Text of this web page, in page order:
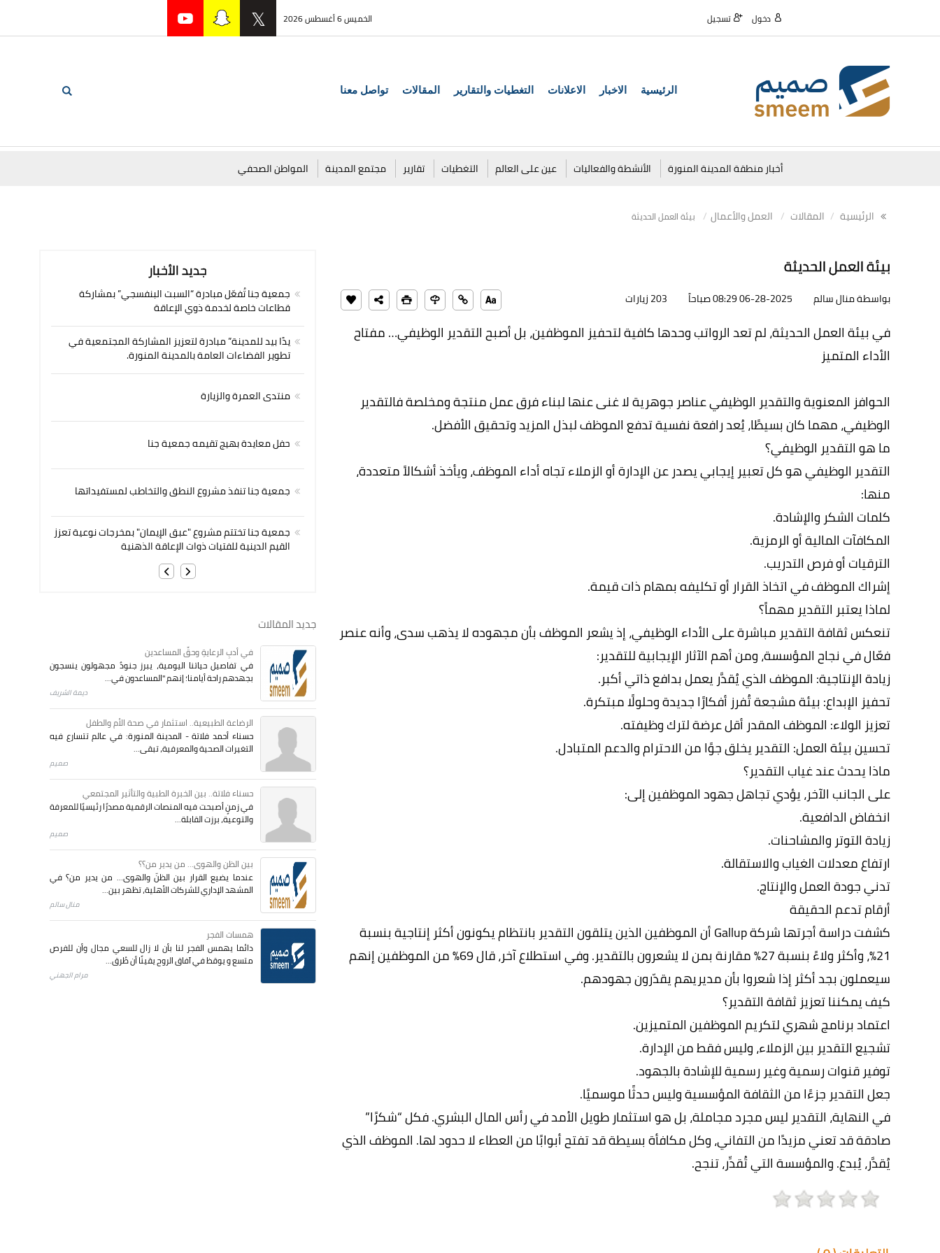
الخميس 6 أغسطس 2026 دخول تسجيل
الرئيسية الاخبار الاعلانات التغطيات والتقارير المقالات تواصل معنا
أخبار منطقة المدينة المنورة الأنشطة والفعاليات عين على العالم التغطيات تقارير مجتمع المدينة المواطن الصحفي
الرئيسية المقالات العمل والأعمال بيئة العمل الحديثة
بيئة العمل الحديثة
بواسطة منال سالم 06-28-2025 08:29 صباحاً 203 زيارات
في بيئة العمل الحديثة، لم تعد الرواتب وحدها كافية لتحفيز الموظفين، بل أصبح التقدير الوظيفي… مفتاح
الأداء المتميز
الحوافز المعنوية والتقدير الوظيفي عناصر جوهرية لا غنى عنها لبناء فرق عمل منتجة ومخلصة فالتقدير
الوظيفي، مهما كان بسيطًا، يُعد رافعة نفسية تدفع الموظف لبذل المزيد وتحقيق الأفضل.
ما هو التقدير الوظيفي؟
التقدير الوظيفي هو كل تعبير إيجابي يصدر عن الإدارة أو الزملاء تجاه أداء الموظف، ويأخذ أشكالاً متعددة،
منها:
كلمات الشكر والإشادة.
المكافآت المالية أو الرمزية.
الترقيات أو فرص التدريب.
إشراك الموظف في اتخاذ القرار أو تكليفه بمهام ذات قيمة.
لماذا يعتبر التقدير مهماً؟
تنعكس ثقافة التقدير مباشرة على الأداء الوظيفي، إذ يشعر الموظف بأن مجهوده لا يذهب سدى، وأنه عنصر
فعّال في نجاح المؤسسة، ومن أهم الآثار الإيجابية للتقدير:
زيادة الإنتاجية: الموظف الذي يُقدَّر يعمل بدافع ذاتي أكبر.
تحفيز الإبداع: بيئة مشجعة تُفرز أفكارًا جديدة وحلولًا مبتكرة.
تعزيز الولاء: الموظف المقدر أقل عرضة لترك وظيفته.
تحسين بيئة العمل: التقدير يخلق جوًا من الاحترام والدعم المتبادل.
ماذا يحدث عند غياب التقدير؟
على الجانب الآخر، يؤدي تجاهل جهود الموظفين إلى:
انخفاض الدافعية.
زيادة التوتر والمشاحنات.
ارتفاع معدلات الغياب والاستقالة.
تدني جودة العمل والإنتاج.
أرقام تدعم الحقيقة
كشفت دراسة أجرتها شركة Gallup أن الموظفين الذين يتلقون التقدير بانتظام يكونون أكثر إنتاجية بنسبة
21%، وأكثر ولاءً بنسبة 27% مقارنة بمن لا يشعرون بالتقدير. وفي استطلاع آخر، قال 69% من الموظفين إنهم
سيعملون بجد أكثر إذا شعروا بأن مديريهم يقدّرون جهودهم.
كيف يمكننا تعزيز ثقافة التقدير؟
اعتماد برنامج شهري لتكريم الموظفين المتميزين.
تشجيع التقدير بين الزملاء، وليس فقط من الإدارة.
توفير قنوات رسمية وغير رسمية للإشادة بالجهود.
جعل التقدير جزءًا من الثقافة المؤسسية وليس حدثًا موسميًا.
في النهاية، التقدير ليس مجرد مجاملة، بل هو استثمار طويل الأمد في رأس المال البشري. فكل “شكرًا”
صادقة قد تعني مزيدًا من التفاني، وكل مكافأة بسيطة قد تفتح أبوابًا من العطاء لا حدود لها. الموظف الذي
يُقدَّر، يُبدع. والمؤسسة التي تُقدِّر، تنجح.
جديد الأخبار
جمعية جنا تُفعّل مبادرة “السبت البنفسجي” بمشاركة
قطاعات خاصة لخدمة ذوي الإعاقة
يدًا بيد للمدينة” مبادرة لتعزيز المشاركة المجتمعية في
تطوير الفضاءات العامة بالمدينة المنورة.
منتدى العمرة والزيارة
حفل معايدة بهيج تقيمه جمعية جنا
جمعية جنا تنفذ مشروع النطق والتخاطب لمستفيداتها
جمعية جنا تختتم مشروع "عبق الإيمان" بمخرجات نوعية تعزز
القيم الدينية للفتيات ذوات الإعاقة الذهنية
جديد المقالات
في أدبِ الرعايةِ وحقِّ المساعدين
في تفاصيل حياتنا اليومية، يبرز جنودٌ مجهولون ينسجون
بجهدهم راحة أيامنا؛ إنهم "المساعدون في...
ديمة الشريف
الرضاعة الطبيعية.. استثمار في صحة الأم والطفل
حسناء أحمد فلاتة - المدينة المنورة: في عالم تتسارع فيه
التغيرات الصحية والمعرفية، تبقى...
صميم
حسناء فلاتة.. بين الخبرة الطبية والتأثير المجتمعي
في زمنٍ أصبحت فيه المنصات الرقمية مصدرًا رئيسيًا للمعرفة
والتوعية، برزت القابلة...
صميم
بين الظن والهوى... من يدير من؟؟
عندما يضيع القرار بين الظنّ والهوى… من يدير من؟ في
المشهد الإداري للشركات الأهلية، تظهر بين...
منال سالم
همسات الفجر
دائما يهمس الفجر لنا بأن لا زال للسعي مجال وأن للفرص
متسع و يوقظ في آفاق الروح يقينًا أن طُرق...
مرام الجهني